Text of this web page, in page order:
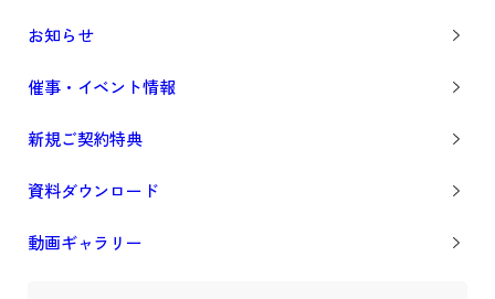
お知らせ
催事・イベント情報
新規ご契約特典
資料ダウンロード
動画ギャラリー